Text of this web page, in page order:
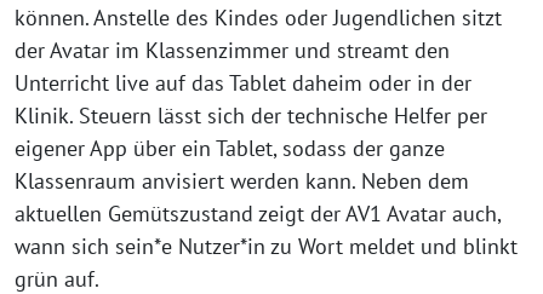
können. Anstelle des Kindes oder Jugendlichen sitzt
der Avatar im Klassenzimmer und streamt den
Unterricht live auf das Tablet daheim oder in der
Klinik. Steuern lässt sich der technische Helfer per
eigener App über ein Tablet, sodass der ganze
Klassenraum anvisiert werden kann. Neben dem
aktuellen Gemütszustand zeigt der AV1 Avatar auch,
wann sich sein*e Nutzer*in zu Wort meldet und blinkt
grün auf.